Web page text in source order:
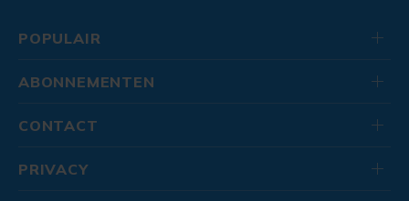
POPULAIR
ABONNEMENTEN
CONTACT
PRIVACY